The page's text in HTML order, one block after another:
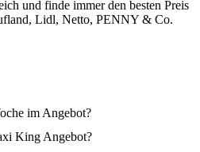
und finde immer den besten Preis
Lidl, Netto, PENNY & Co.
im Angebot?
King Angebot?